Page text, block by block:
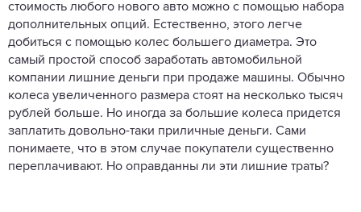
стоимость любого нового авто можно с помощью набора
дополнительных опций. Естественно, этого легче
добиться с помощью колес большего диаметра. Это
самый простой способ заработать автомобильной
компании лишние деньги при продаже машины. Обычно
колеса увеличенного размера стоят на несколько тысяч
рублей больше. Но иногда за большие колеса придется
заплатить довольно-таки приличные деньги. Сами
понимаете, что в этом случае покупатели существенно
переплачивают. Но оправданны ли эти лишние траты?